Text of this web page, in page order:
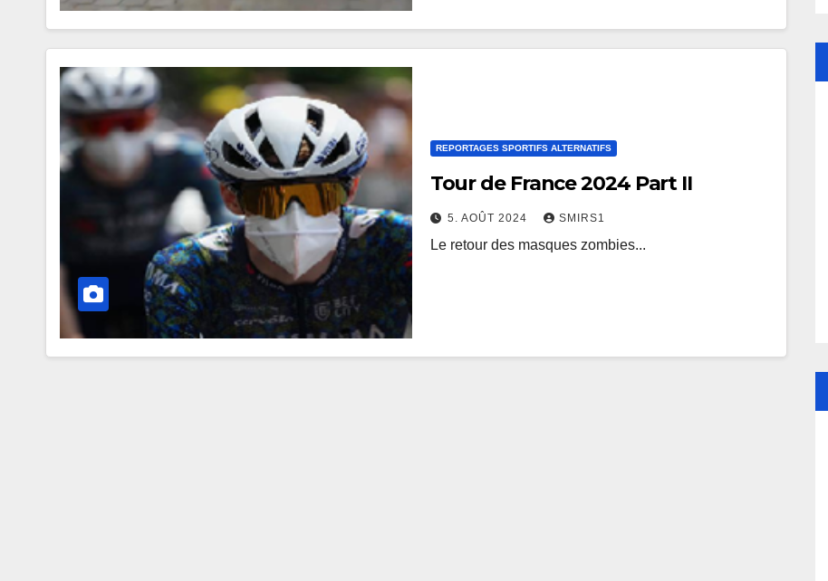
REPORTAGES SPORTIFS ALTERNATIFS
Tour de France 2024 Part II
5. AOÛT 2024 SMIRS1
Le retour des masques zombies...